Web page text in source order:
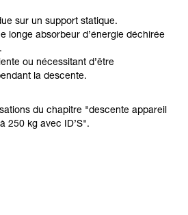
devez avoir compris les
la notice technique pour
ce complément
nécessite une
votre capacité à refaire
seul, en toute sécurité, avant
pas ici.
sur un support statique.
longe absorbeur d’énergie déchirée
ou nécessitant d’être
la descente.
du chapitre "descente appareil
250 kg avec ID’S".